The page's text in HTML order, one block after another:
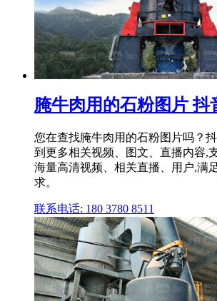
腌牛肉用的石粉图片 抖
您在查找腌牛肉用的石粉图片吗？
到更多相关视频、图文、直播内容,
海量高清视频、相关直播、用户,满
求。
联系电话: 180 3780 8511